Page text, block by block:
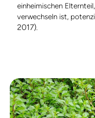
einheimischen
verwechseln ist,
2017)